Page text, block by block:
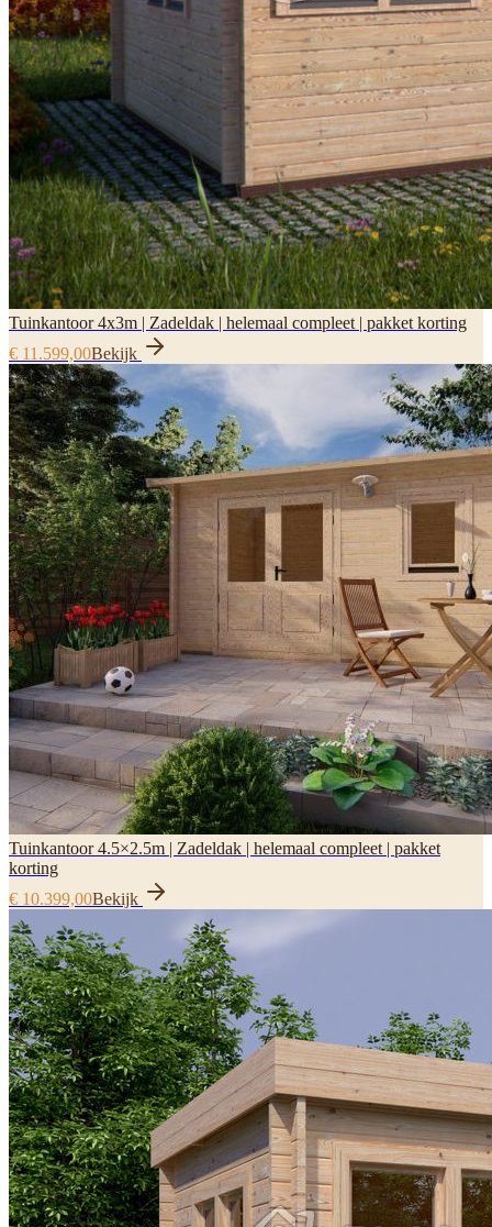
Tuinkantoor 4x3m | Zadeldak | helemaal compleet | pakket korting
€ 11.599,00Bekijk
Tuinkantoor 4.5×2.5m | Zadeldak | helemaal compleet | pakket
korting
€ 10.399,00Bekijk